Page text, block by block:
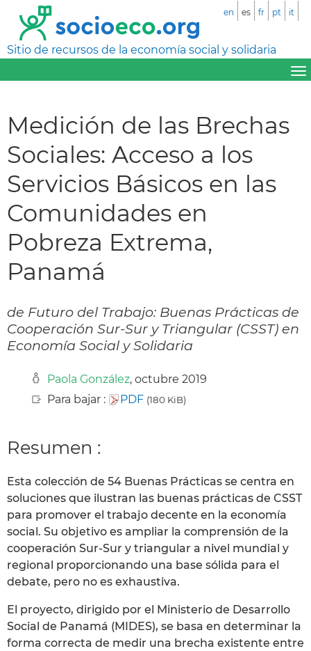
Sitio de recursos de la economía social y solidaria
en es fr pt it
Medición de las Brechas
Sociales: Acceso a los
Servicios Básicos en las
Comunidades en
Pobreza Extrema,
Panamá
de Futuro del Trabajo: Buenas Prácticas de
Cooperación Sur-Sur y Triangular (CSST) en
Economía Social y Solidaria
Paola González, octubre 2019
Para bajar :
PDF (180 KiB)
Resumen :
Esta colección de 54 Buenas Prácticas se centra en
soluciones que ilustran las buenas prácticas de CSST
para promover el trabajo decente en la economía
social. Su objetivo es ampliar la comprensión de la
cooperación Sur-Sur y triangular a nivel mundial y
regional proporcionando una base sólida para el
debate, pero no es exhaustiva.
El proyecto, dirigido por el Ministerio de Desarrollo
Social de Panamá (MIDES), se basa en determinar la
forma correcta de medir una brecha existente entre